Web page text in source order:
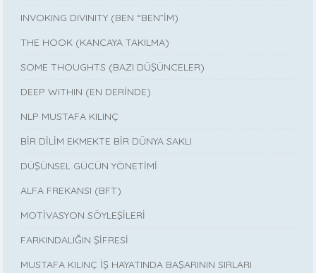
INVOKING DIVINITY (BEN “BEN”İM)
THE HOOK (KANCAYA TAKILMA)
SOME THOUGHTS (BAZI DÜŞÜNCELER)
DEEP WITHIN (EN DERİNDE)
NLP MUSTAFA KILINÇ
BİR DİLİM EKMEKTE BİR DÜNYA SAKLI
DÜŞÜNSEL GÜCÜN YÖNETİMİ
ALFA FREKANSI (BFT)
MOTİVASYON SÖYLEŞİLERİ
FARKINDALIĞIN ŞİFRESİ
MUSTAFA KILINÇ İŞ HAYATINDA BAŞARININ SIRLARI